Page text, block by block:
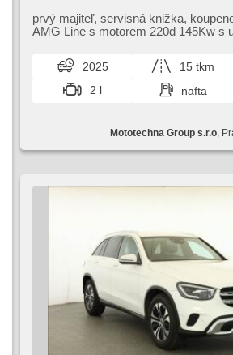
štartovanie tlačítkom, športové
zariadenie, senzor tlaku v
jazdného pruhu, el. zrkadlá,
strešný nosič, autorádio, aut.
prvý majiteľ,​ servisná knižka,​
AMG Line s motorem 220d 145Kw s
2025 15 tkm
2 l
nafta
Mototechna Group s.r.o ,